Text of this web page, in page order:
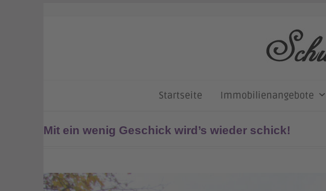
Startseite Immobilienangebote
Mit ein wenig Geschick wird’s wieder schick!